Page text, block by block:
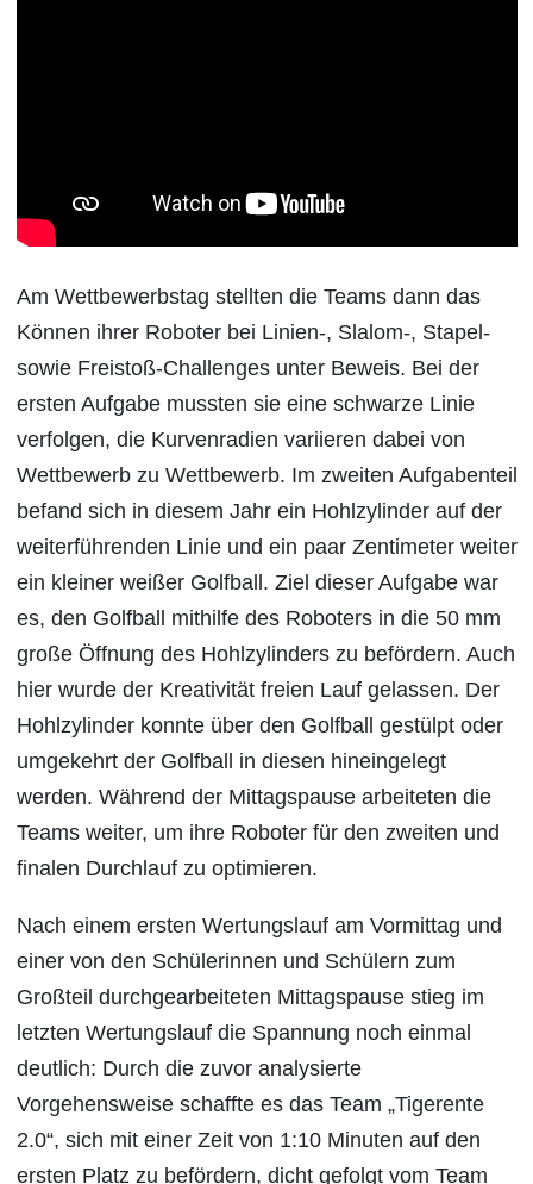
Am Wettbewerbstag stellten die Teams dann das
Können ihrer Roboter bei Linien-, Slalom-, Stapel-
sowie Freistoß-Challenges unter Beweis. Bei der
ersten Aufgabe mussten sie eine schwarze Linie
verfolgen, die Kurvenradien variieren dabei von
Wettbewerb zu Wettbewerb. Im zweiten Aufgabenteil
befand sich in diesem Jahr ein Hohlzylinder auf der
weiterführenden Linie und ein paar Zentimeter weiter
ein kleiner weißer Golfball. Ziel dieser Aufgabe war
es, den Golfball mithilfe des Roboters in die 50 mm
große Öffnung des Hohlzylinders zu befördern. Auch
hier wurde der Kreativität freien Lauf gelassen. Der
Hohlzylinder konnte über den Golfball gestülpt oder
umgekehrt der Golfball in diesen hineingelegt
werden. Während der Mittagspause arbeiteten die
Teams weiter, um ihre Roboter für den zweiten und
finalen Durchlauf zu optimieren.
Nach einem ersten Wertungslauf am Vormittag und
einer von den Schülerinnen und Schülern zum
Großteil durchgearbeiteten Mittagspause stieg im
letzten Wertungslauf die Spannung noch einmal
deutlich: Durch die zuvor analysierte
Vorgehensweise schaffte es das Team „Tigerente
2.0“, sich mit einer Zeit von 1:10 Minuten auf den
ersten Platz zu befördern, dicht gefolgt vom Team